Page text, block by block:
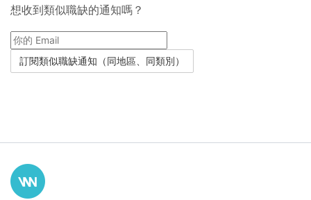
想收到類似職缺的通知嗎？